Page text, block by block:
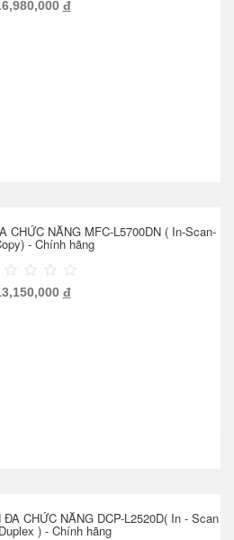
đ
CHỨC NĂNG MFC-L5700DN ( In-Scan-
- Chính hãng
đ
CHỨC NĂNG DCP-L2520D( In - Scan
) - Chính hãng